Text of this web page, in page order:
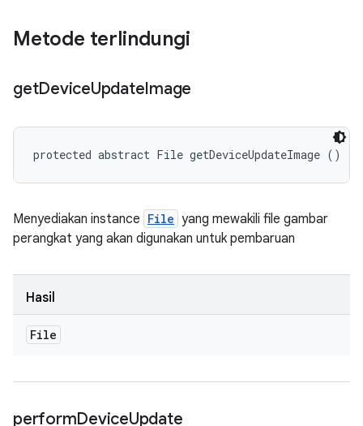
Metode terlindungi
getDeviceUpdateImage
protected abstract File getDeviceUpdateImage ()
Menyediakan instance File yang mewakili file gambar
perangkat yang akan digunakan untuk pembaruan
Hasil
File
performDeviceUpdate